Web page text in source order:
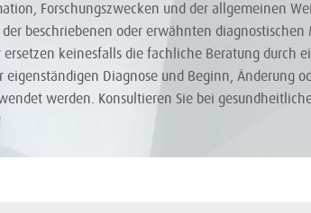
Forschungszwecken und der allgemeinen
beschriebenen oder erwähnten
ersetzen keinesfalls die fachliche Beratung durch
eigenständigen Diagnose und Beginn, Änderung
werden. Konsultieren Sie bei